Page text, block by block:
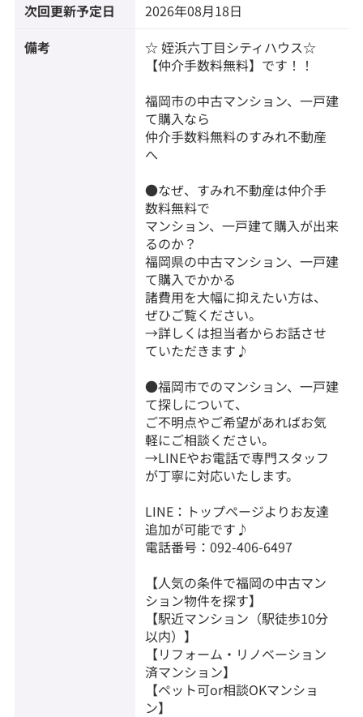
次回更新予定日 2026年08月18日
備考
☆ 姪浜六丁目シティハウス☆
【仲介手数料無料】です！！
福岡市の中古マンション、一戸建
て購入なら
仲介手数料無料のすみれ不動産
へ
●なぜ、すみれ不動産は仲介手
数料無料で
マンション、一戸建て購入が出来
るのか？
福岡県の中古マンション、一戸建
て購入でかかる
諸費用を大幅に抑えたい方は、
ぜひご覧ください。
→詳しくは担当者からお話させ
ていただきます♪
●福岡市でのマンション、一戸建
て探しについて、
ご不明点やご希望があればお気
軽にご相談ください。
→LINEやお電話で専門スタッフ
が丁寧に対応いたします。
LINE：トップページよりお友達
追加が可能です♪
電話番号：092-406-6497
【人気の条件で福岡の中古マン
ション物件を探す】
【駅近マンション（駅徒歩10分
以内）】
【リフォーム・リノベーション
済マンション】
【ペット可or相談OKマンショ
ン】